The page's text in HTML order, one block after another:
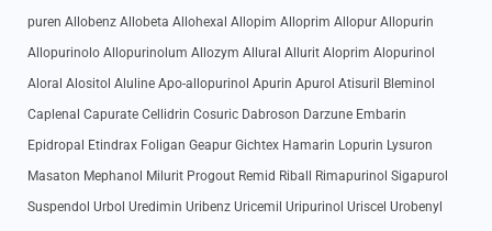
puren Allobenz Allobeta Allohexal Allopim Alloprim Allopur Allopurin
Allopurinolo Allopurinolum Allozym Allural Allurit Aloprim Alopurinol
Aloral Alositol Aluline Apo-allopurinol Apurin Apurol Atisuril Bleminol
Caplenal Capurate Cellidrin Cosuric Dabroson Darzune Embarin
Epidropal Etindrax Foligan Geapur Gichtex Hamarin Lopurin Lysuron
Masaton Mephanol Milurit Progout Remid Riball Rimapurinol Sigapurol
Suspendol Urbol Uredimin Uribenz Uricemil Uripurinol Uriscel Urobenyl